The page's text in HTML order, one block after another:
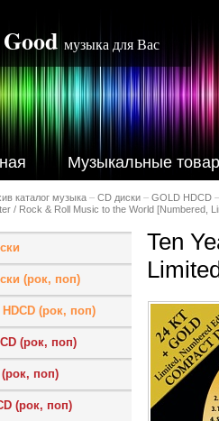
музыка для Вас
Музыкальные
каталог музыка – CD диски – GOLD HDCD –
/ Rock & Roll Music to the World [Numbered,
(рок, поп)
HDCD (рок, поп)
(рок, поп)
(рок, поп)
(рок, поп)
Ten